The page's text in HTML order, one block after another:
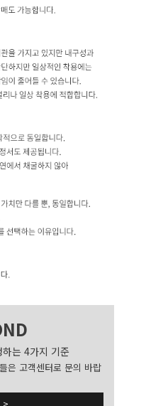
는 4가지 기준
은 고객센터로 문의 바랍
>